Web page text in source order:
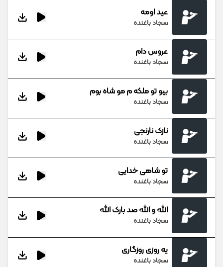
عید اومه
سجاد باغنده
عروس دام
سجاد باغنده
بیو تو ملکه م مو شاه بوم
سجاد باغنده
نازک نارنجی
سجاد باغنده
تو شاهی خدایی
سجاد باغنده
الله و الله صد بارک الله
سجاد باغنده
یه روزی روزگاری
سجاد باغنده